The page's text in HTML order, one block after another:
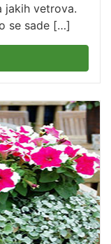
jakih vetrova.
se sade […]